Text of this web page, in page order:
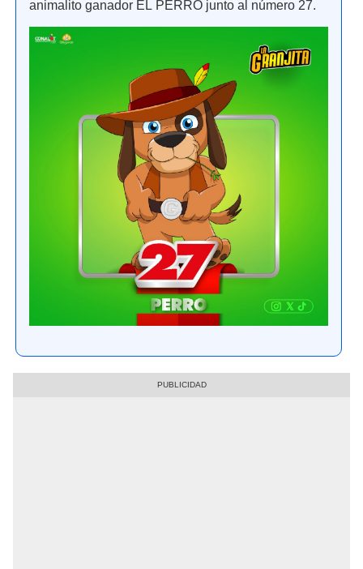
animalito ganador EL PERRO junto al número 27.